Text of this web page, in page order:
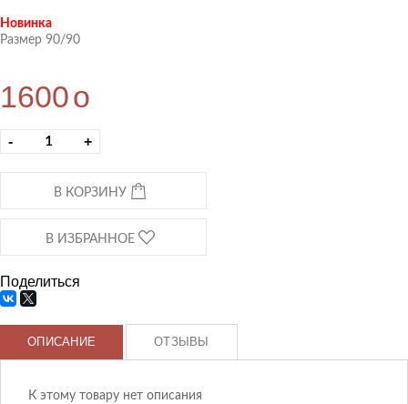
Новинка
Размер 90/90
1600o
- +
В КОРЗИНУ
В ИЗБРАННОЕ
Поделиться
ОПИСАНИЕ ОТЗЫВЫ
К этому товару нет описания